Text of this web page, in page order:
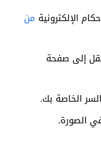
الإلكترونية من
إلى صفحة
الخاصة بك.
الصورة.